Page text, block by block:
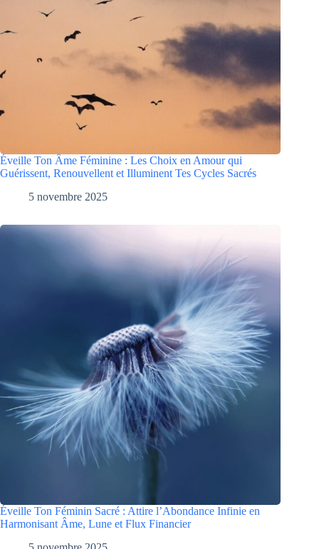
Éveille Ton Âme Féminine : Les Choix en Amour qui
Guérissent, Renouvellent et Illuminent Tes Cycles Sacrés
5 novembre 2025
Éveille Ton Féminin Sacré : Attire l’Abondance Infinie en
Harmonisant Âme, Lune et Flux Financier